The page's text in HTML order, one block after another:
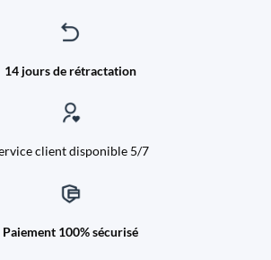
14 jours de rétractation
client disponible 5/7
Paiement 100% sécurisé